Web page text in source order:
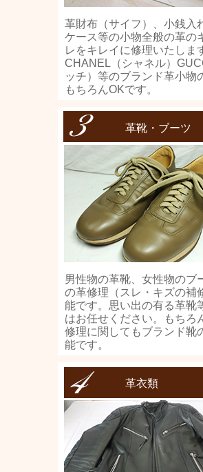
革財布（サイフ）、小銭入
ケース等の小物全般の革の
レをキレイに修理いたしま
CHANEL（シャネル）
ッチ）等のブランド革小物
もちろんOKです。
革靴・ブーツ
男性物の革靴、女性物のブ
の革修理（スレ・キズの補
能です。思い出の有る革靴
はお任せください。もちろ
修理に関してもブランド靴
能です。
革衣類